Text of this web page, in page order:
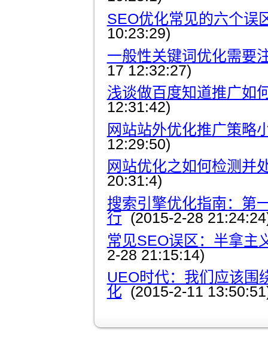
SEO优化常见的六个误
10:23:29)
一般性关键词优化需要
17 12:32:27)
浅谈做百度知道推广如
12:31:42)
网站站外优化推广策略
12:29:50)
网站优化之如何检测并
20:31:4)
搜索引擎优化指南：第
行 (2015-2-28
常见SEO误区：半拿主
2-28 21:15:14)
UEO时代：我们应该围
化 (2015-2-11